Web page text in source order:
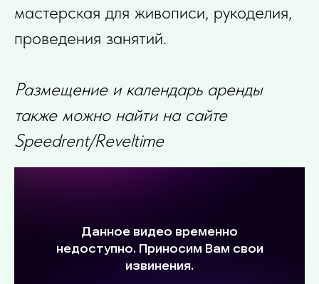
мастерская для живописи, рукоделия,
проведения занятий.
Размещение и календарь аренды
также можно найти на сайте
Speedrent/Reveltime